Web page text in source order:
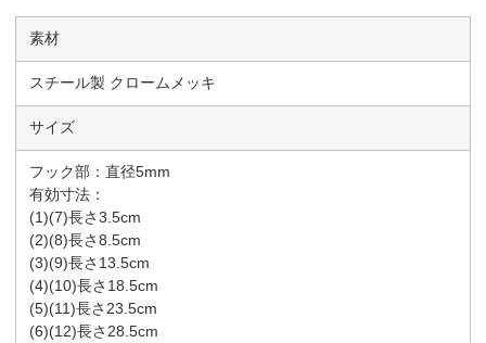
素材
スチール製 クロームメッキ
サイズ
フック部：直径5mm
有効寸法：
(1)(7)長さ3.5cm
(2)(8)長さ8.5cm
(3)(9)長さ13.5cm
(4)(10)長さ18.5cm
(5)(11)長さ23.5cm
(6)(12)長さ28.5cm